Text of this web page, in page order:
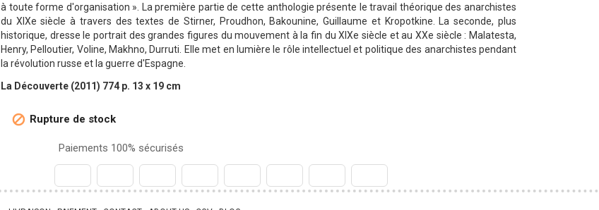
à toute forme d'organisation ». La première partie de cette anthologie présente le travail théorique des anarchistes
du XIXe siècle à travers des textes de Stirner, Proudhon, Bakounine, Guillaume et Kropotkine. La seconde, plus
historique, dresse le portrait des grandes figures du mouvement à la fin du XIXe siècle et au XXe siècle : Malatesta,
Henry, Pelloutier, Voline, Makhno, Durruti. Elle met en lumière le rôle intellectuel et politique des anarchistes pendant
la révolution russe et la guerre d'Espagne.
La Découverte (2011) 774 p. 13 x 19 cm
 Rupture de stock
Paiements 100% sécurisés